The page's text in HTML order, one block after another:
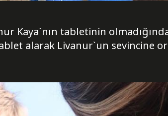
Kaya`nın tabletinin
alarak Livanur`un sevincine